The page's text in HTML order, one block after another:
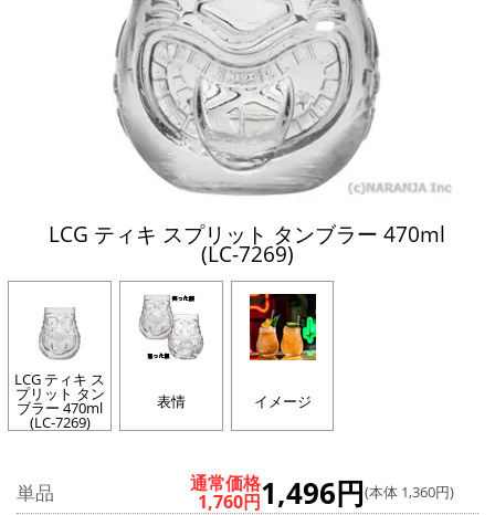
LCG ティキ スプリット タンブラー 470ml
(LC-7269)
LCG ティキ ス
プリット タン
ブラー 470ml
(LC-7269)
表情 イメージ
単品 通常価格
1,760円1,496円(本体 1,360円)